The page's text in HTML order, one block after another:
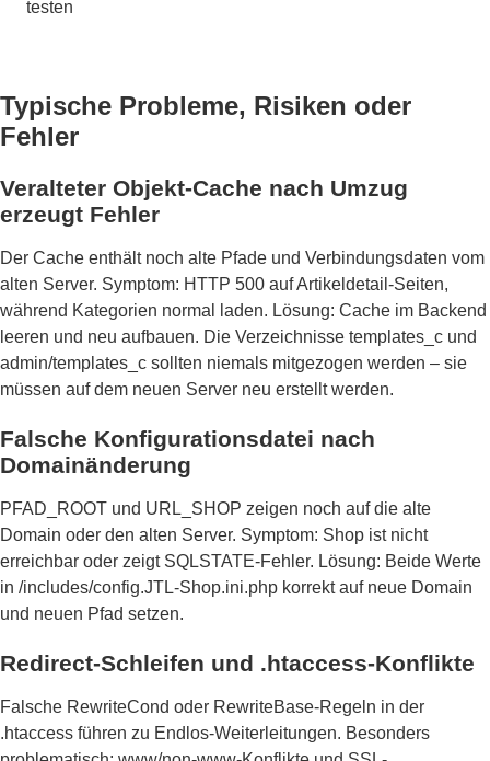
testen
Typische Probleme, Risiken oder
Fehler
Veralteter Objekt-Cache nach Umzug
erzeugt Fehler
Der Cache enthält noch alte Pfade und Verbindungsdaten vom
alten Server. Symptom: HTTP 500 auf Artikeldetail-Seiten,
während Kategorien normal laden. Lösung: Cache im Backend
leeren und neu aufbauen. Die Verzeichnisse templates_c und
admin/templates_c sollten niemals mitgezogen werden – sie
müssen auf dem neuen Server neu erstellt werden.
Falsche Konfigurationsdatei nach
Domainänderung
PFAD_ROOT und URL_SHOP zeigen noch auf die alte
Domain oder den alten Server. Symptom: Shop ist nicht
erreichbar oder zeigt SQLSTATE-Fehler. Lösung: Beide Werte
in /includes/config.JTL-Shop.ini.php korrekt auf neue Domain
und neuen Pfad setzen.
Redirect-Schleifen und .htaccess-Konflikte
Falsche RewriteCond oder RewriteBase-Regeln in der
.htaccess führen zu Endlos-Weiterleitungen. Besonders